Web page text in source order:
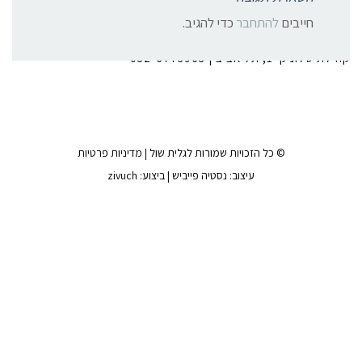
חייביםלהתחבר כדי להגיב.
קהילת סלוניקי 1, תל אביב | 052-6773963
© כל הזכויות שמורות לגלית שול | מדיניות פרטיות
עיצוב: נסטיה פייביש | ביצוע: zivuch